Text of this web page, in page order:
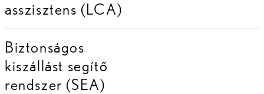
asszisztens (LCA)
Biztonságos
kiszállást segítő
rendszer (SEA)